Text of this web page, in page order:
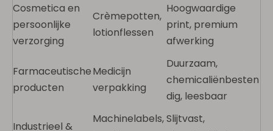
Cosmetica en
persoonlijke
verzorging
Crèmepotten,
lotionflessen
Hoogwaardige
print, premium
afwerking
Farmaceutische
producten
Medicijn
verpakking
Duurzaam,
chemicaliënbesten
dig, leesbaar
Industrieel &
Machinelabels,Slijtvast,